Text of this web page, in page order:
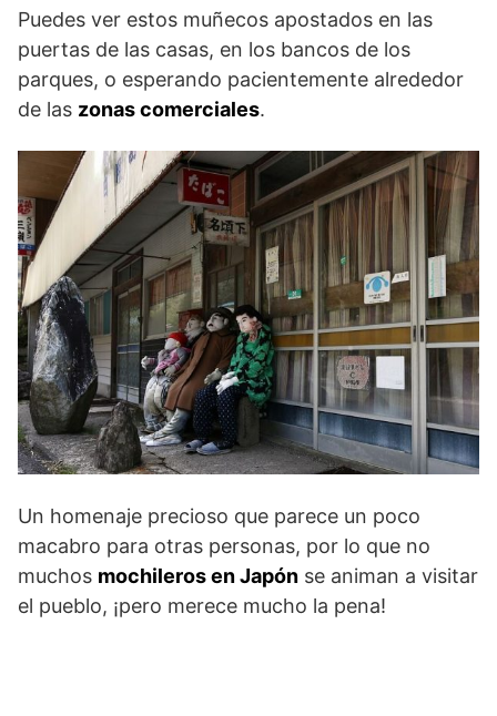
Puedes ver estos muñecos apostados en las
puertas de las casas, en los bancos de los
parques, o esperando pacientemente alrededor
de las zonas comerciales.
Un homenaje precioso que parece un poco
macabro para otras personas, por lo que no
muchos mochileros en Japón se animan a visitar
el pueblo, ¡pero merece mucho la pena!